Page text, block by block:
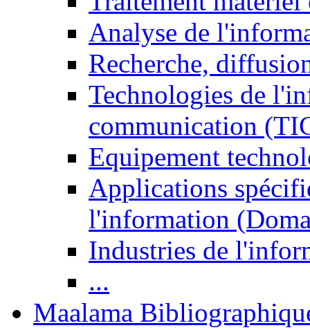
Analyse de
Recherche,
Technologies de
communication
Equipement
Applications
l'information
Industries de
...
Maalama